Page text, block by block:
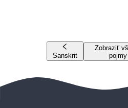
Sanskrit
Zobraziť
pojmy